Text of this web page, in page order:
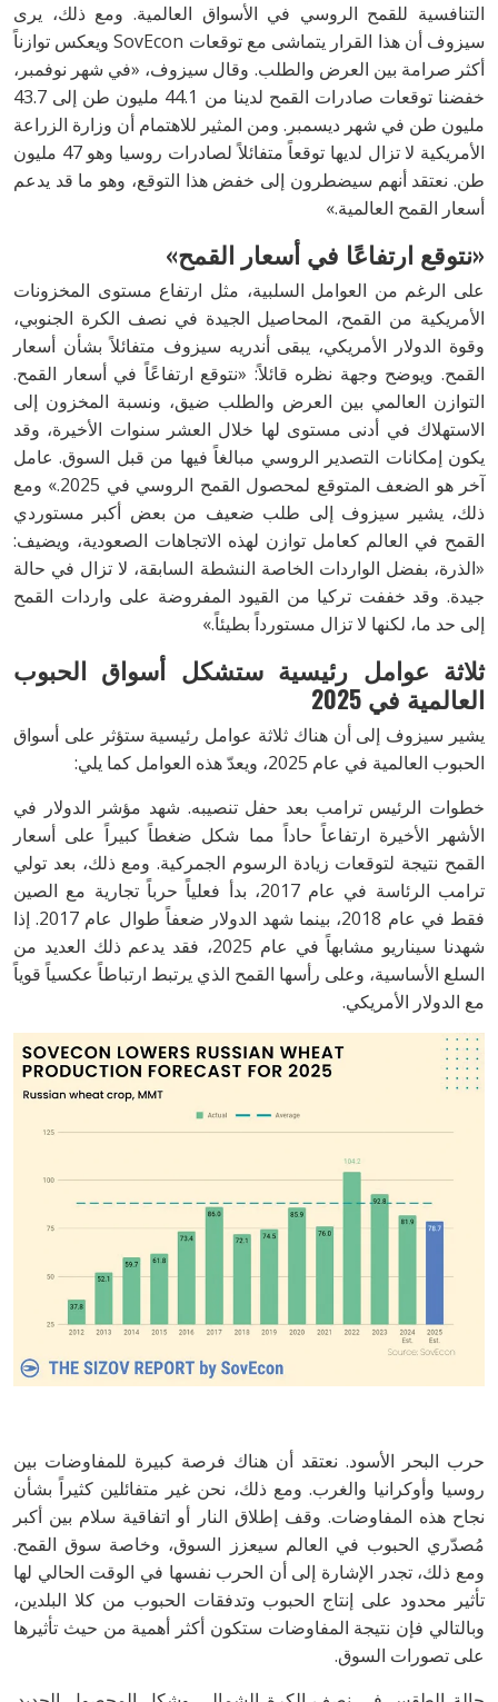
التنافسية للقمح الروسي في الأسواق العالمية. ومع ذلك، يرى
سيزوف أن هذا القرار يتماشى مع توقعات SovEcon ويعكس توازناً
أكثر صرامة بين العرض والطلب. وقال سيزوف، «في شهر نوفمبر،
خفضنا توقعات صادرات القمح لدينا من 44.1 مليون طن إلى 43.7
مليون طن في شهر ديسمبر. ومن المثير للاهتمام أن وزارة الزراعة
الأمريكية لا تزال لديها توقعاً متفائلاً لصادرات روسيا وهو 47 مليون
طن. نعتقد أنهم سيضطرون إلى خفض هذا التوقع، وهو ما قد يدعم
أسعار القمح العالمية.»
«نتوقع ارتفاعًا في أسعار القمح»
على الرغم من العوامل السلبية، مثل ارتفاع مستوى المخزونات
الأمريكية من القمح، المحاصيل الجيدة في نصف الكرة الجنوبي،
وقوة الدولار الأمريكي، يبقى أندريه سيزوف متفائلاً بشأن أسعار
القمح. ويوضح وجهة نظره قائلاً: «نتوقع ارتفاعًاً في أسعار القمح.
التوازن العالمي بين العرض والطلب ضيق، ونسبة المخزون إلى
الاستهلاك في أدنى مستوى لها خلال العشر سنوات الأخيرة، وقد
يكون إمكانات التصدير الروسي مبالغاً فيها من قبل السوق. عامل
آخر هو الضعف المتوقع لمحصول القمح الروسي في 2025.» ومع
ذلك، يشير سيزوف إلى طلب ضعيف من بعض أكبر مستوردي
القمح في العالم كعامل توازن لهذه الاتجاهات الصعودية، ويضيف:
«الذرة، بفضل الواردات الخاصة النشطة السابقة، لا تزال في حالة
جيدة. وقد خففت تركيا من القيود المفروضة على واردات القمح
إلى حد ما، لكنها لا تزال مستورداً بطيئاً.»
ثلاثة عوامل رئيسية ستشكل أسواق الحبوب
العالمية في 2025
يشير سيزوف إلى أن هناك ثلاثة عوامل رئيسية ستؤثر على أسواق
الحبوب العالمية في عام 2025، ويعدّ هذه العوامل كما يلي:
خطوات الرئيس ترامب بعد حفل تنصيبه. شهد مؤشر الدولار في
الأشهر الأخيرة ارتفاعاً حاداً مما شكل ضغطاً كبيراً على أسعار
القمح نتيجة لتوقعات زيادة الرسوم الجمركية. ومع ذلك، بعد تولي
ترامب الرئاسة في عام 2017، بدأ فعلياً حرباً تجارية مع الصين
فقط في عام 2018، بينما شهد الدولار ضعفاً طوال عام 2017. إذا
شهدنا سيناريو مشابهاً في عام 2025، فقد يدعم ذلك العديد من
السلع الأساسية، وعلى رأسها القمح الذي يرتبط ارتباطاً عكسياً قوياً
مع الدولار الأمريكي.
حرب البحر الأسود. نعتقد أن هناك فرصة كبيرة للمفاوضات بين
روسيا وأوكرانيا والغرب. ومع ذلك، نحن غير متفائلين كثيراً بشأن
نجاح هذه المفاوضات. وقف إطلاق النار أو اتفاقية سلام بين أكبر
مُصدّري الحبوب في العالم سيعزز السوق، وخاصة سوق القمح.
ومع ذلك، تجدر الإشارة إلى أن الحرب نفسها في الوقت الحالي لها
تأثير محدود على إنتاج الحبوب وتدفقات الحبوب من كلا البلدين،
وبالتالي فإن نتيجة المفاوضات ستكون أكثر أهمية من حيث تأثيرها
على تصورات السوق.